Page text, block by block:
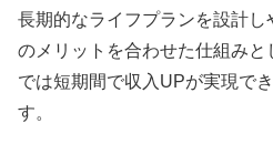
長期的なライフプランを設計し
のメリットを合わせた仕組み
では短期間で収入UPが実現で
す。